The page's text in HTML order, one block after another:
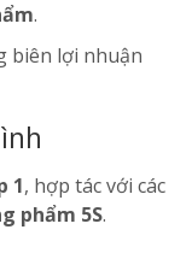
.
biên lợi nhuận
1, hợp tác với các
phẩm 5S.